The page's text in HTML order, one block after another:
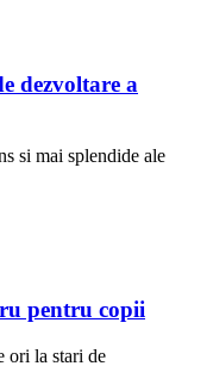
dezvoltare a
si mai splendide ale
pentru copii
ori la stari de